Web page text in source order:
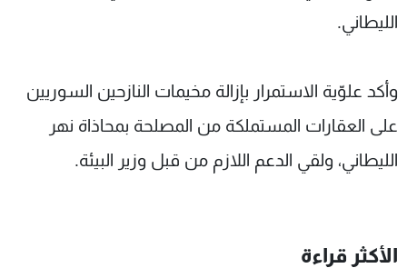
الليطاني.
وأكد علوّية الاستمرار بإزالة مخيمات النازحين السوريين
على العقارات المستملكة من المصلحة بمحاذاة نهر
الليطاني، ولقي الدعم اللازم من قبل وزير البيئة.
الأكثر قراءة